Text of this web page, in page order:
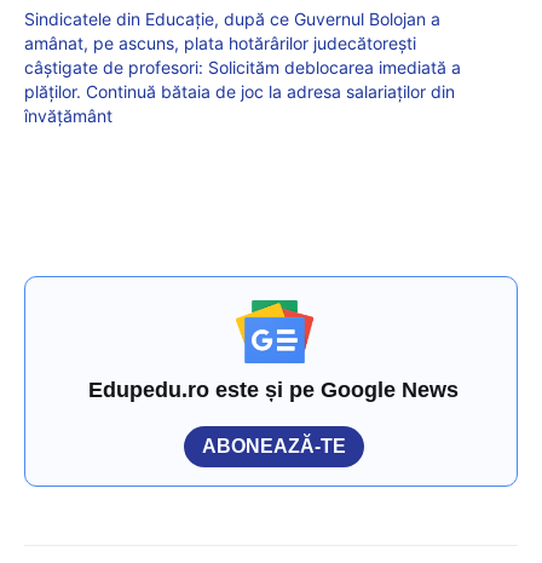
Sindicatele din Educație, după ce Guvernul Bolojan a
amânat, pe ascuns, plata hotărârilor judecătorești
câștigate de profesori: Solicităm deblocarea imediată a
plăților. Continuă bătaia de joc la adresa salariaţilor din
învățământ
Edupedu.ro este și pe Google News
ABONEAZĂ-TE